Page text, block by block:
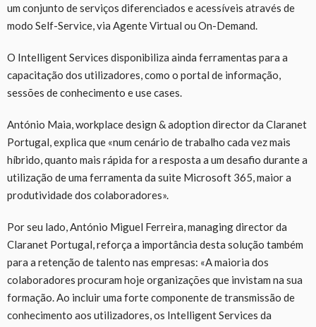
um conjunto de serviços diferenciados e acessíveis através de
modo Self-Service, via Agente Virtual ou On-Demand.
O Intelligent Services disponibiliza ainda ferramentas para a
capacitação dos utilizadores, como o portal de informação,
sessões de conhecimento e use cases.
António Maia, workplace design & adoption director da Claranet
Portugal, explica que «num cenário de trabalho cada vez mais
híbrido, quanto mais rápida for a resposta a um desafio durante a
utilização de uma ferramenta da suite Microsoft 365, maior a
produtividade dos colaboradores».
Por seu lado, António Miguel Ferreira, managing director da
Claranet Portugal, reforça a importância desta solução também
para a retenção de talento nas empresas: «A maioria dos
colaboradores procuram hoje organizações que invistam na sua
formação. Ao incluir uma forte componente de transmissão de
conhecimento aos utilizadores, os Intelligent Services da